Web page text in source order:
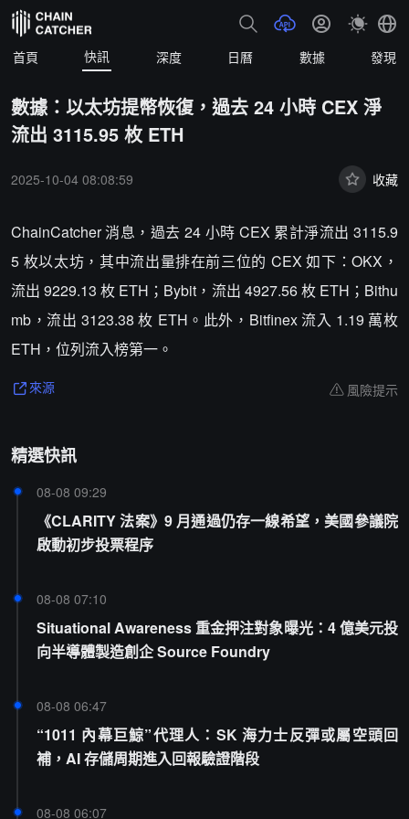
首頁 快訊 深度 日曆 數據 發現
數據：以太坊提幣恢復，過去 24 小時 CEX 淨
流出 3115.95 枚 ETH
2025-10-04 08:08:59 收藏
ChainCatcher 消息，過去 24 小時 CEX 累計淨流出 3115.9
5 枚以太坊，其中流出量排在前三位的 CEX 如下：OKX，
流出 9229.13 枚 ETH；Bybit，流出 4927.56 枚 ETH；Bithu
mb，流出 3123.38 枚 ETH。此外，Bitfinex 流入 1.19 萬枚
ETH，位列流入榜第一。
來源 風險提示
精選快訊
08-08 09:29
《CLARITY 法案》9 月通過仍存一線希望，美國參議院
啟動初步投票程序
08-08 07:10
Situational Awareness 重金押注對象曝光：4 億美元投
向半導體製造創企 Source Foundry
08-08 06:47
“1011 內幕巨鯨”代理人：SK 海力士反彈或屬空頭回
補，AI 存儲周期進入回報驗證階段
08-08 06:07